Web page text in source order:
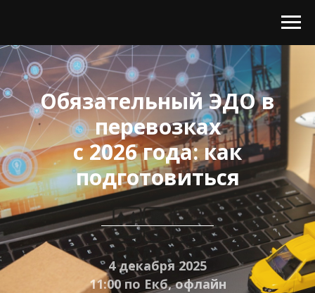
Обязательный ЭДО в
перевозках
с 2026 года: как
подготовиться
4 декабря 2025
11:00 по Екб, офлайн